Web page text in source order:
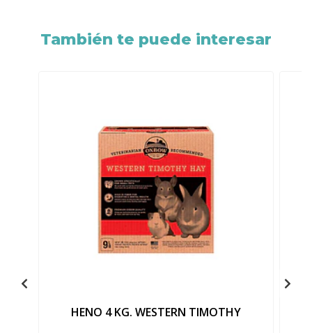
También te puede interesar
HENO 4 KG. WESTERN TIMOTHY